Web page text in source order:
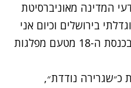
המדינה מאוניברסיטת
45, נולדתי וגדלתי בירושלים וכיום אני
חיה בתל-אביב. הייתי חברה בכנסת ה-18 מטעם מפלגות
נודדת״,